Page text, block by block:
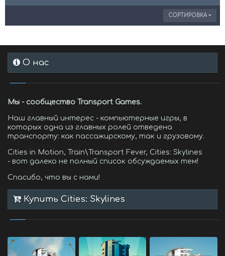
СОРТИРОВКА
О нас
Мы - сообщество Transport Games.
Наш главный интерес - компьютерные игры, в
которых одна из главных ролей отведена
транспорту: как пассажирскому, так и грузовому.
Cities in Motion, Train\Transport Fever, Cities: Skylines
- вот далеко не полный список обсуждаемых тем!
Спасибо, что вы с нами!
Купить Cities: Skylines